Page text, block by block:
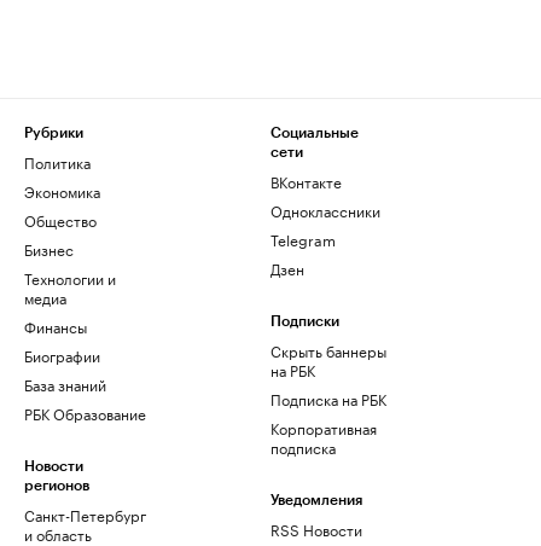
Рубрики
Политика
Экономика
Общество
Бизнес
Технологии и
медиа
Финансы
Биографии
База знаний
РБК Образование
Новости
регионов
Санкт-Петербург
и область
Социальные
сети
ВКонтакте
Одноклассники
Telegram
Дзен
Подписки
Скрыть баннеры
на РБК
Подписка на РБК
Корпоративная
подписка
Уведомления
RSS Новости